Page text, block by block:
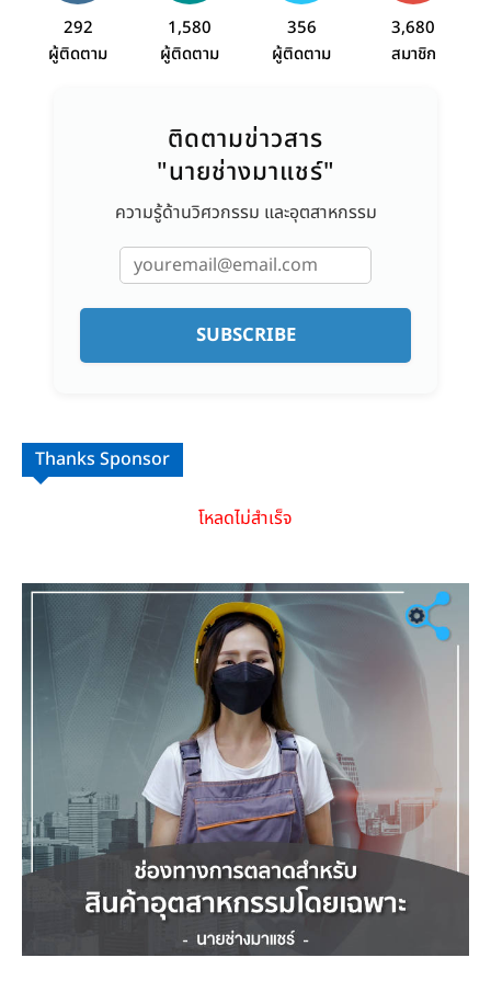
292
ผู้ติดตาม
1,580
ผู้ติดตาม
356
ผู้ติดตาม
3,680
สมาชิก
ติดตามข่าวสาร
"นายช่างมาแชร์"
ความรู้ด้านวิศวกรรม และอุตสาหกรรม
SUBSCRIBE
Thanks Sponsor
โหลดไม่สำเร็จ